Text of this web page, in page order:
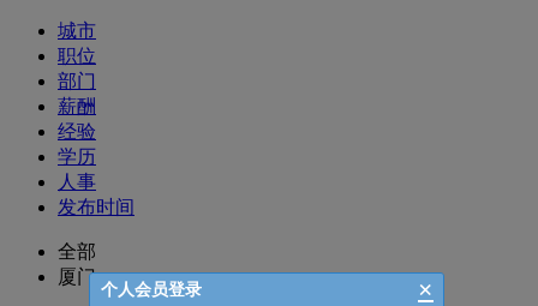
城市
职位
部门
薪酬
经验
学历
人事
发布时间
全部
厦门
个人会员登录 ×